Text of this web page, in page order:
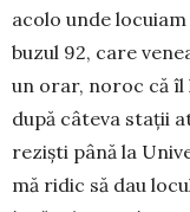
acolo unde
bu­zul 92, care
un orar, noroc că îl
după câteva stații
reziști până la
mă ridic să dau